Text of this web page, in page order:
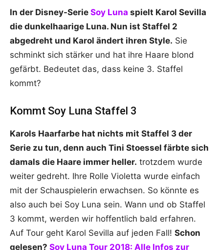
In der Disney-Serie Soy Luna spielt Karol Sevilla
die dunkelhaarige Luna. Nun ist Staffel 2
abgedreht und Karol ändert ihren Style. Sie
schminkt sich stärker und hat ihre Haare blond
gefärbt. Bedeutet das, dass keine 3. Staffel
kommt?
Kommt Soy Luna Staffel 3
Karols Haarfarbe hat nichts mit Staffel 3 der
Serie zu tun, denn auch Tini Stoessel färbte sich
damals die Haare immer heller. trotzdem wurde
weiter gedreht. Ihre Rolle Violetta wurde einfach
mit der Schauspielerin erwachsen. So könnte es
also auch bei Soy Luna sein. Wann und ob Staffel
3 kommt, werden wir hoffentlich bald erfahren.
Auf Tour geht Karol Sevilla auf jeden Fall! Schon
gelesen? Soy Luna Tour 2018: Alle Infos zur